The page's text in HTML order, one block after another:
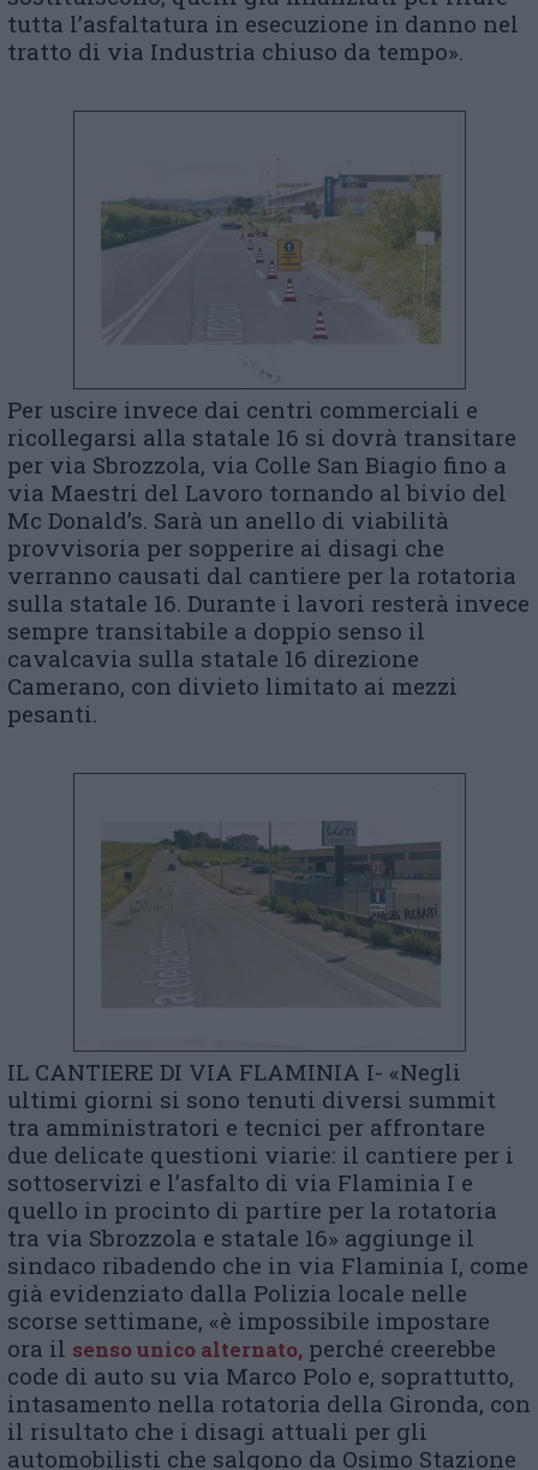
tutta l’asfaltatura in esecuzione in danno nel
tratto di via Industria chiuso da tempo».
Per uscire invece dai centri commerciali e
ricollegarsi alla statale 16 si dovrà transitare
per via Sbrozzola, via Colle San Biagio fino a
via Maestri del Lavoro tornando al bivio del
Mc Donald’s. Sarà un anello di viabilità
provvisoria per sopperire ai disagi che
verranno causati dal cantiere per la rotatoria
sulla statale 16. Durante i lavori resterà invece
sempre transitabile a doppio senso il
cavalcavia sulla statale 16 direzione
Camerano, con divieto limitato ai mezzi
pesanti.
IL CANTIERE DI VIA FLAMINIA I- «Negli
ultimi giorni si sono tenuti diversi summit
tra amministratori e tecnici per affrontare
due delicate questioni viarie: il cantiere per i
sottoservizi e l’asfalto di via Flaminia I e
quello in procinto di partire per la rotatoria
tra via Sbrozzola e statale 16» aggiunge il
sindaco ribadendo che in via Flaminia I, come
già evidenziato dalla Polizia locale nelle
scorse settimane, «è impossibile impostare
ora il senso unico alternato, perché creerebbe
code di auto su via Marco Polo e, soprattutto,
intasamento nella rotatoria della Gironda, con
il risultato che i disagi attuali per gli
automobilisti che salgono da Osimo Stazione